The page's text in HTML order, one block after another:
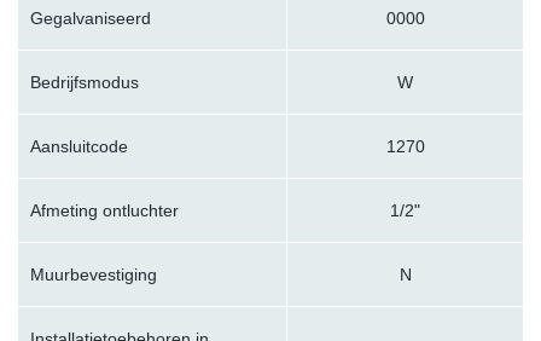
Gegalvaniseerd 0000
Bedrijfsmodus W
Aansluitcode 1270
Afmeting ontluchter 1/2"
Muurbevestiging N